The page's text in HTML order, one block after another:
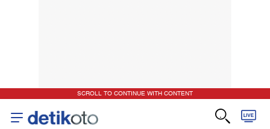
SCROLL TO CONTINUE WITH CONTENT